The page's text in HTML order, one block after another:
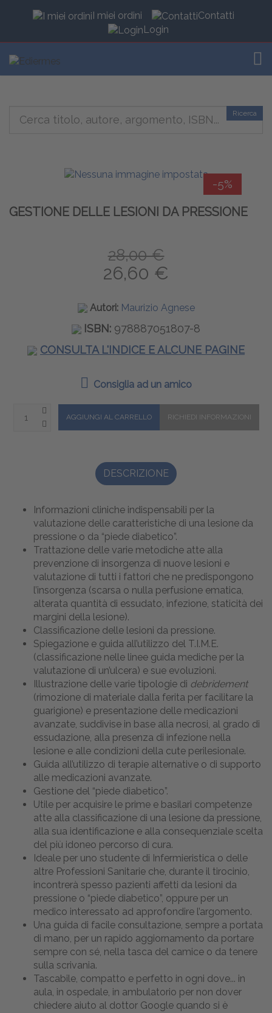
I miei ordini
Contatti
Login
Ricerca
-5%
GESTIONE DELLE LESIONI DA PRESSIONE
28,00 €
26,60 €
Autori: Maurizio Agnese
ISBN: 978887051807-8
CONSULTA L'INDICE E ALCUNE PAGINE
Consiglia ad un amico
DESCRIZIONE
Informazioni cliniche indispensabili per la
valutazione delle caratteristiche di una lesione da
pressione o da “piede diabetico”.
Trattazione delle varie metodiche atte alla
prevenzione di insorgenza di nuove lesioni e
valutazione di tutti i fattori che ne predispongono
l’insorgenza (scarsa o nulla perfusione ematica,
alterata quantità di essudato, infezione, staticità dei
margini della lesione).
Classificazione delle lesioni da pressione.
Spiegazione e guida all’utilizzo del T.I.M.E.
(classificazione nelle linee guida mediche per la
valutazione di un’ulcera) e sue evoluzioni.
Illustrazione delle varie tipologie di debridement
(rimozione di materiale dalla ferita per facilitare la
guarigione) e presentazione delle medicazioni
avanzate, suddivise in base alla necrosi, al grado di
essudazione, alla presenza di infezione nella
lesione e alle condizioni della cute perilesionale.
Guida all’utilizzo di terapie alternative o di supporto
alle medicazioni avanzate.
Gestione del “piede diabetico”.
Utile per acquisire le prime e basilari competenze
atte alla classificazione di una lesione da pressione,
alla sua identificazione e alla consequenziale scelta
del più idoneo percorso di cura.
Ideale per uno studente di Infermieristica o delle
altre Professioni Sanitarie che, durante il tirocinio,
incontrerà spesso pazienti affetti da lesioni da
pressione o “piede diabetico”, oppure per un
medico interessato ad approfondire l’argomento.
Una guida di facile consultazione, sempre a portata
di mano, per un rapido aggiornamento da portare
sempre con sé, nella tasca del camice o da tenere
sulla scrivania.
Tascabile, compatto e perfetto in ogni dove... in
aula, in ospedale, in ambulatorio per non dover
chiedere aiuto al dottor Google quando si è